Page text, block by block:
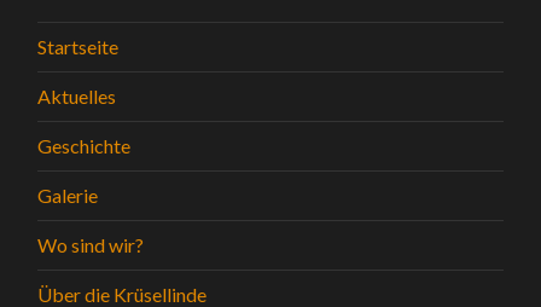
Startseite
Aktuelles
Geschichte
Galerie
Wo sind wir?
Über die Krüsellinde